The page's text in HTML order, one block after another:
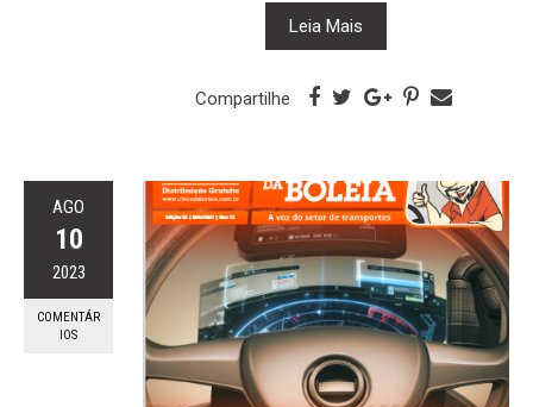
Leia Mais
Compartilhe
AGO
10
2023
COMENTÁR
IOS